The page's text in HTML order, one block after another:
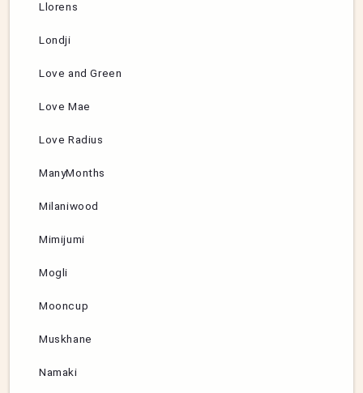
Llorens
Londji
Love and Green
Love Mae
Love Radius
ManyMonths
Milaniwood
Mimijumi
Mogli
Mooncup
Muskhane
Namaki